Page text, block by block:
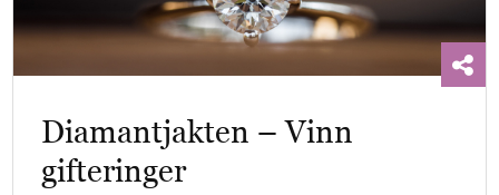
Diamantjakten – Vinn
gifteringer